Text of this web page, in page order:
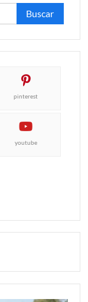
Buscar:
pinterest
youtube